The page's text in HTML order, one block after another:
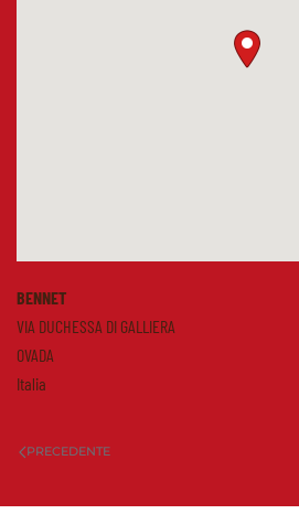
BENNET
VIA DUCHESSA DI GALLIERA
OVADA
Italia
PRECEDENTE